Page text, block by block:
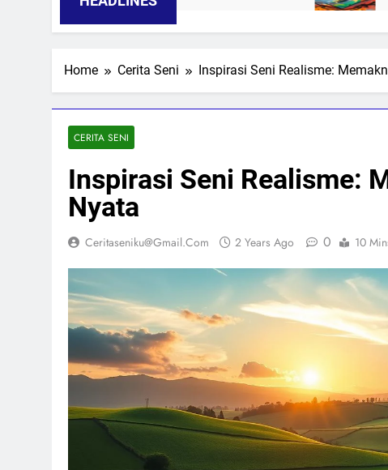
Home Cerita Seni Inspirasi Seni Realisme:
CERITA SENI
Inspirasi Seni Realisme:
Nyata
Ceritaseniku@gmail.com 2 Years Ago 0 10